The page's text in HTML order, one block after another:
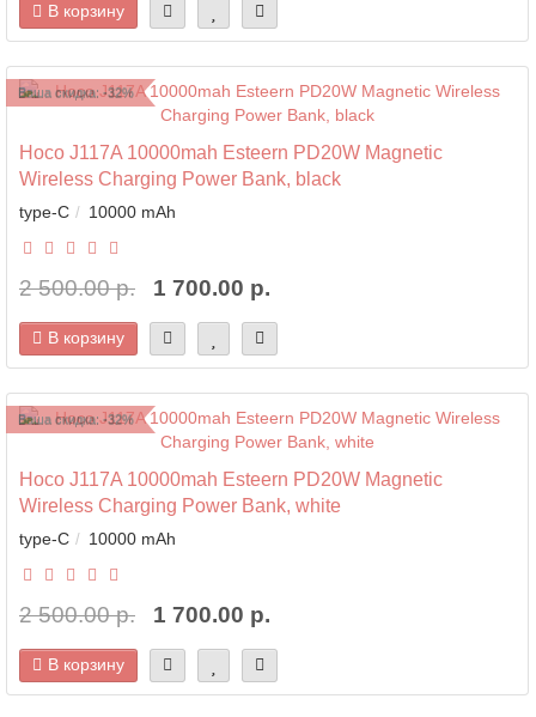
В корзину
Ваша скидка: -32%
Hoco J117A 10000mah Esteern PD20W Magnetic
Wireless Charging Power Bank, black
type-C 10000 mAh
2 500.00 р. 1 700.00 р.
В корзину
Ваша скидка: -32%
Hoco J117A 10000mah Esteern PD20W Magnetic
Wireless Charging Power Bank, white
type-C 10000 mAh
2 500.00 р. 1 700.00 р.
В корзину